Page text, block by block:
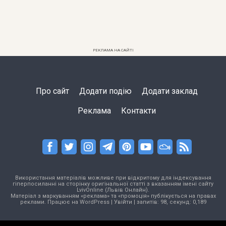
РЕКЛАМА НА САЙТІ
Про сайт Додати подію Додати заклад
Реклама Контакти
Використання матеріалів можливе при відкритому для індексування
гіперпосиланні на сторінку оригінальної статті з вказанням імені сайту
LvivOnline (Львів Онлайн).
Матеріал з маркуванням «реклама» та «промоція» публікується на правах
реклами. Працює на WordPress| Увійти | запитів: 98, секунд: 0,189